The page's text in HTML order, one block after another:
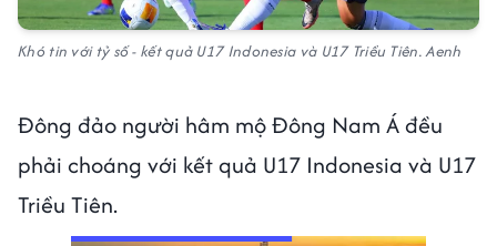
Khó tin với tỷ số - kết quả U17 Indonesia và U17 Triều Tiên. Aenh
Đông đảo người hâm mộ Đông Nam Á đều
phải choáng với kết quả U17 Indonesia và U17
Triều Tiên.